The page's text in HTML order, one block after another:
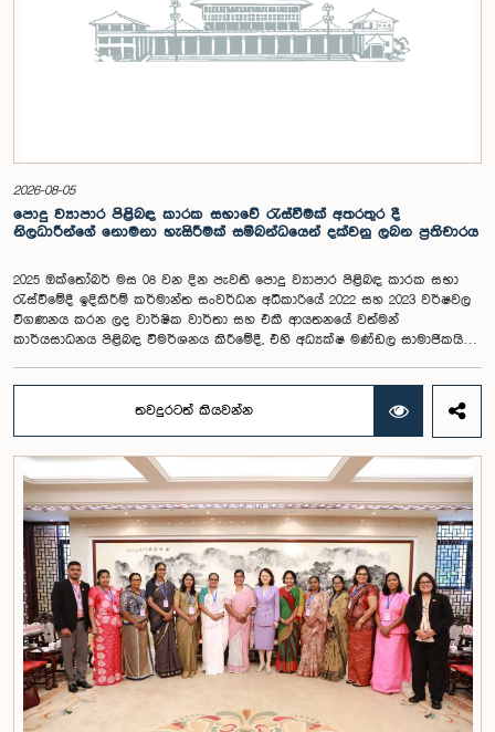
2026-08-05
පොදු ව්‍යාපාර පිළිබඳ කාරක සභාවේ රැස්වීමක් අතරතුර දී
නිලධාරීන්ගේ නොමනා හැසිරීමක් සම්බන්ධයෙන් දක්වනු ලබන ප්‍රතිචාරය
2025 ඔක්තෝබර් මස 08 වන දින පැවති පොදු ව්‍යාපාර පිළිබඳ කාරක සභා
රැස්වීමේදී ඉදිකිරීම් කර්මාන්ත සංවර්ධන අධිකාරියේ 2022 සහ 2023 වර්ෂවල
විගණනය කරන ලද වාර්ෂික වාර්තා සහ එකී ආයතනයේ වත්මන්
කාර්යසාධනය පිළිබඳ විමර්ශනය කිරීමේදී, එහි අධ්‍යක්ෂ මණ්ඩල සාමාජිකයින්
නිලධාරීන් විසින් තම ඇඳුම් පැළඳුම් සම්බන්ධයෙන් පිළිපැදිය යුතු වන
නිර්නායකයන්ගෙන් බැහැරව, එකී අවස්ථාවට නුසුදුසු ආකාරයෙන් සැරසී
රැස්වීමට සහභාගී වී සිටි බව කාරක සභාව විසින් නිරීක්ෂණය කරන ලදී.
තවද, ඉහත කී නිලධාරීන් දෙදෙනාම පාර්ලිමේන්තු සම්ප්‍රදායට හා
ක්‍රියාපටිපාටියට පටහැනි අයුරින් සභාපතිවරයාගේ පූර්ව අවසරයකින් තොරව
කාරක සභා රැස්වීමෙන් බැහැර ගොස් ඇති බව ද කාරක සභාව විසින් සඳහන්
කරන ලදී. මෙම සිද්ධීන් සම්බන්ධයෙන් පොදු ව්‍යාපාර පිළිබඳ කාරක සභාවේ
සභාපතිවරයා විසින් මතු කරන ලද වරප්‍රසාද පිළිබඳ ගැටළුවට අනුව,
පාර්ලිමේන්තුවට අපහාස කිරීමේ චෝදනාව යටතේ එම නිලධාරීන් දෙදෙනා 2026
පෙබරවාරි මස 17 වැනි දින ආචාරධර්ම හා වරප්‍රසාද පිළිබඳ කාරක සභාව
හමුවේ පෙනී සිටිනු ලැබූ අතර, එහිදී, ඔවුන් විසින් සිය හැසිරීම සම්බන්ධයෙන්
අවංකවම සමාව අයැද සිටින බව සඳහන් කෙරිණි. පාර්ලිමේන්තු කාරක
සභාවල අධිකාරිය, ගෞරවය සහ ස්ථාපිත ක්‍රියාපටිපාටිවලට ගෞරව කිරීමේ
වැදගත්කම පිළිබඳව නිසි අවබෝධයකින් යුතුව තම ක්‍රියාවන්හි බරපතලකම
නිලධාරීන් විසින් අවබෝධ කරගෙන ඇති බව නිරීක්ෂණය කළ ආචාරධර්ම හා
වරප්‍රසාද පිළිබඳ කාරක සභාව සහ පොදු ව්‍යාපාර පිළිබඳ කාරක සභාවේ
තවදුරටත් කියවන්න